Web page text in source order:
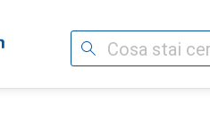
Cerca